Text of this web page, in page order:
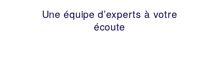
Une équipe d’experts à votre
écoute